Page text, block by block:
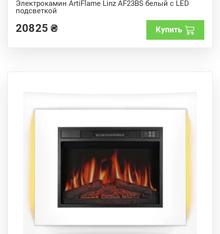
Электрокамин ArtiFlame Linz AF23BS белый с LED
подсветкой
u
t
f
5
20825₴ Купить